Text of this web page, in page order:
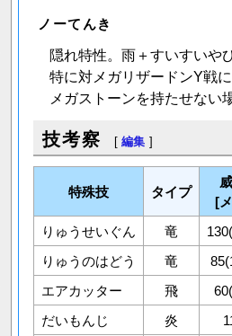
ノーてんき
隠れ特性。雨＋すいすいや
特に対メガリザードンY戦
メガストーンを持たせない
技考察 [ 編集 ]
特殊技 タイプ
[
りゅうせいぐん 竜
りゅうのはどう
竜
エアカッター
飛
だいもんじ
炎